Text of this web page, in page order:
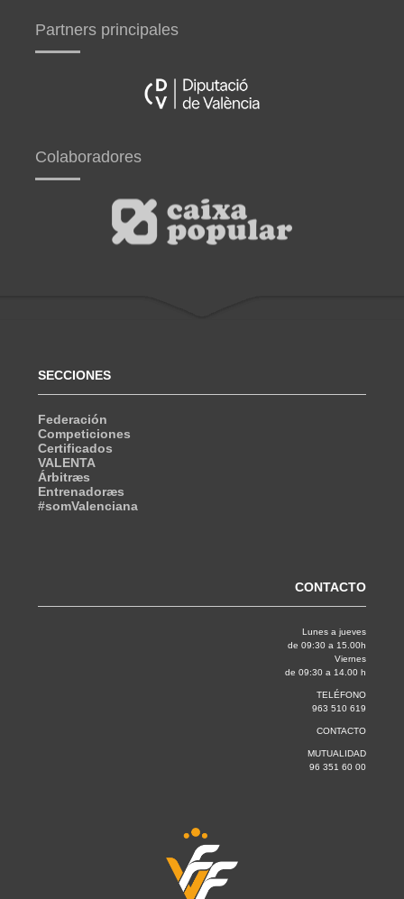
Partners principales
Colaboradores
SECCIONES
Federación
Competiciones
Certificados
VALENTA
Árbitræs
Entrenadoræs
#somValenciana
CONTACTO
Lunes a jueves
de 09:30 a 15.00h
Viernes
de 09:30 a 14.00 h
TELÉFONO
963 510 619
CONTACTO
MUTUALIDAD
96 351 60 00